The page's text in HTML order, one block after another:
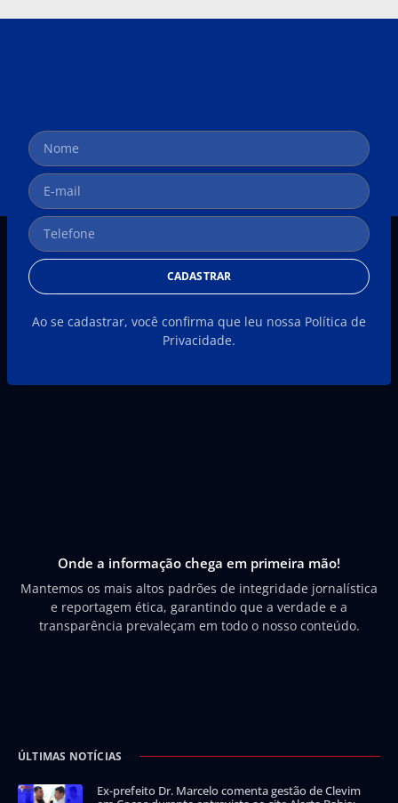
CADASTRAR
Ao se cadastrar, você confirma que leu nossa Política de
Privacidade.
Onde a informação chega em primeira mão!
Mantemos os mais altos padrões de integridade jornalística
e reportagem ética, garantindo que a verdade e a
transparência prevaleçam em todo o nosso conteúdo.
ÚLTIMAS NOTÍCIAS
Ex-prefeito Dr. Marcelo comenta gestão de Clevim